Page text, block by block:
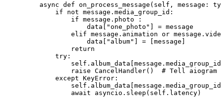
async def on_process_message(self, message:
        if not message.media_group_id:
            if message.photo :
                data["one_photo"] = message
elif message.animation or
                data["album"] = [message]
            return
        try:
raise CancelHandler()  # Tell
        except KeyError:
            await asyncio.sleep(self.latency)